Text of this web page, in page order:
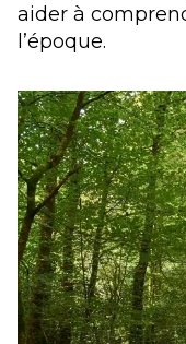
aider à
l’époque.